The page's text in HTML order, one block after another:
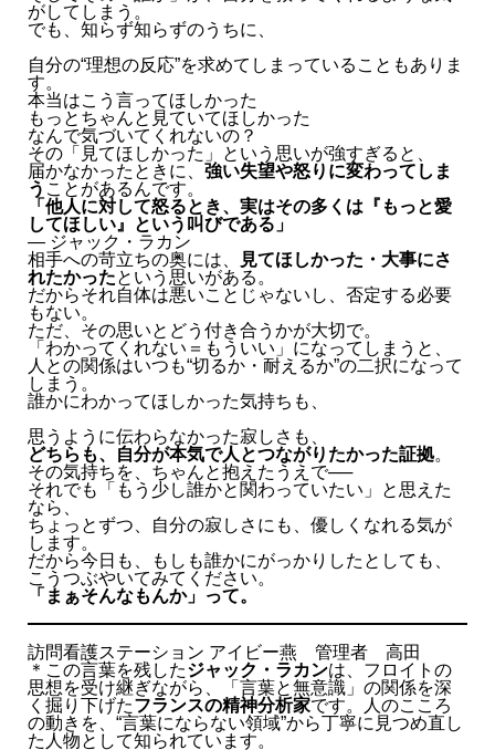
がしてしまう。
でも、知らず知らずのうちに、
自分の“理想の反応”を求めてしまっていることもありま
す。
本当はこう言ってほしかった
もっとちゃんと見ていてほしかった
なんで気づいてくれないの？
その「見てほしかった」という思いが強すぎると、
届かなかったときに、 強い失望や怒りに変わってしま
う ことがあるんです。
「他人に対して怒るとき、実はその多くは『もっと愛
してほしい』という叫びである」
― ジャック・ラカン
相手への苛立ちの奥には、
見てほしかった・大事にさ
れたかったという思いがある。
だからそれ自体は悪いことじゃないし、否定する必要
もない。
ただ、その思いとどう付き合うかが大切で。
「わかってくれない＝もういい」になってしまうと、
人との関係はいつも“切るか・耐えるか”の二択になって
しまう。
誰かにわかってほしかった気持ちも、
思うように伝わらなかった寂しさも、
どちらも、自分が本気で人とつながりたかった証拠。
その気持ちを、ちゃんと抱えたうえで──
それでも「もう少し誰かと関わっていたい」と思えた
なら、
ちょっとずつ、自分の寂しさにも、優しくなれる気が
します。
だから今日も、もしも誰かにがっかりしたとしても、
こうつぶやいてみてください。
「まぁそんなもんか」って。
訪問看護ステーション アイビー燕 管理者 高田
＊この言葉を残したジャック・ラカンは、フロイトの
思想を受け継ぎながら、「言葉と無意識」の関係を深
く掘り下げたフランスの精神分析家です。人のこころ
の動きを、“言葉にならない領域”から丁寧に見つめ直し
た人物として知られています。